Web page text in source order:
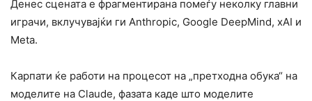
Денес сцената е фрагментирана помеѓу неколку главни
играчи, вклучувајќи ги Anthropic, Google DeepMind, xAI и
Meta.
Карпати ќе работи на процесот на „претходна обука“ на
моделите на Claude, фазата каде што моделите